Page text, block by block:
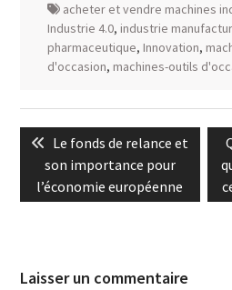
acheter et vendre machines
Industrie 4.0, industrie
pharmaceutique, Innovation,
d'occasion, machines-outils
Navigation
de
l’article
Previous
post:
Le fonds de relance et
son importance pour
l’économie européenne
Laisser un commentaire